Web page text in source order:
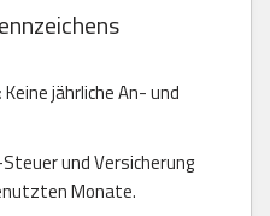
Keine jährliche An- und
und Versicherung
Monate.